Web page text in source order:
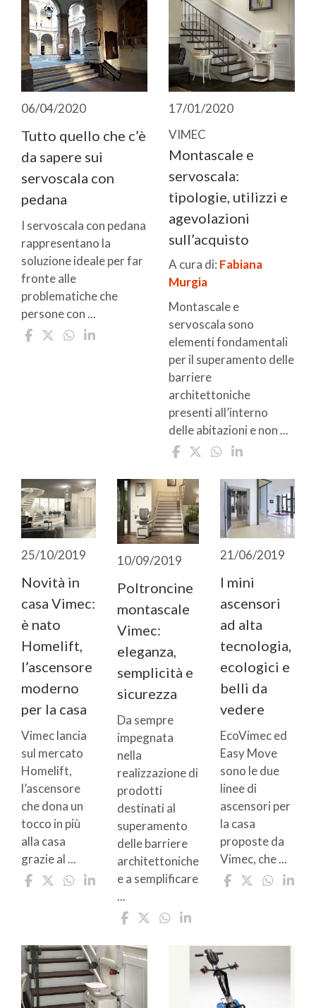
06/04/2020
Tutto quello che c’è
da sapere sui
servoscala con
pedana
I servoscala con pedana
rappresentano la
soluzione ideale per far
fronte alle
problematiche che
persone con ...
17/01/2020
VIMEC
Montascale e
servoscala:
tipologie, utilizzi e
agevolazioni
sull’acquisto
A cura di: Fabiana
Murgia
Montascale e
servoscala sono
elementi fondamentali
per il superamento delle
barriere
architettoniche
presenti all’interno
delle abitazioni e non ...
25/10/2019
Novità in
casa Vimec:
è nato
Homelift,
l’ascensore
moderno
per la casa
Vimec lancia
sul mercato
Homelift,
l’ascensore
che dona un
tocco in più
alla casa
grazie al ...
10/09/2019
Poltroncine
montascale
Vimec:
eleganza,
semplicità e
sicurezza
Da sempre
impegnata
nella
realizzazione di
prodotti
destinati al
superamento
delle barriere
architettoniche
e a semplificare
...
21/06/2019
I mini
ascensori
ad alta
tecnologia,
ecologici e
belli da
vedere
EcoVimec ed
Easy Move
sono le due
linee di
ascensori per
la casa
proposte da
Vimec, che ...